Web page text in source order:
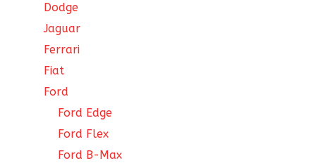
Dodge
Jaguar
Ferrari
Fiat
Ford
Ford Edge
Ford Flex
Ford B-Max